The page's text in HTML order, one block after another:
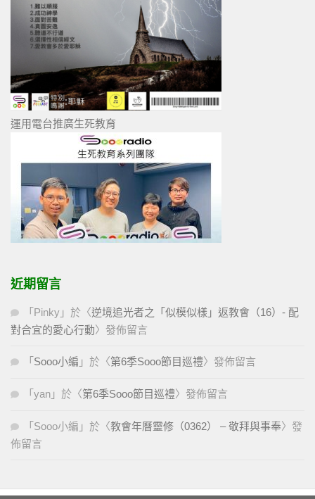
運用電台推廣生死教育
近期留言
「 Pinky 」於〈逆境追光者之「似模似樣」返教會（16）- 配
對合宜的愛心行動〉發佈留言
「 Sooo小編 」於〈第6季Sooo節目巡禮〉發佈留言
「 yan 」於〈第6季Sooo節目巡禮〉發佈留言
「 Sooo小編 」於〈教會年曆靈修（0362） – 敬拜與事奉〉發
佈留言